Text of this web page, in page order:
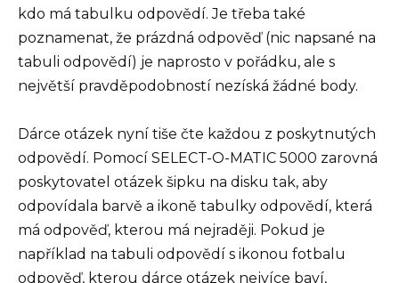
kdo má tabulku odpovědí. Je třeba také
poznamenat, že prázdná odpověď (nic napsané na
tabuli odpovědí) je naprosto v pořádku, ale s
největší pravděpodobností nezíská žádné body.
Dárce otázek nyní tiše čte každou z poskytnutých
odpovědí. Pomocí SELECT-O-MATIC 5000 zarovná
poskytovatel otázek šipku na disku tak, aby
odpovídala barvě a ikoně tabulky odpovědí, která
má odpověď, kterou má nejraději. Pokud je
například na tabuli odpovědí s ikonou fotbalu
odpověď, kterou dárce otázek nejvíce baví,